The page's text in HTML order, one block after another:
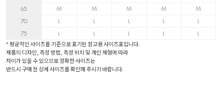
65
M M M M
M
70
L L L L
L
75
L L L L L
* 평균적인 사이즈를 기준으로 표기된 참고용 사이즈표입니다.
제품의 디자인, 측정 방법, 측정 위치 및 개인 체형에 따라
차이가 있을 수 있으므로 정확한 사이즈는
반드시 구매 전 상세 사이즈를 확인해 주시기 바랍니다.